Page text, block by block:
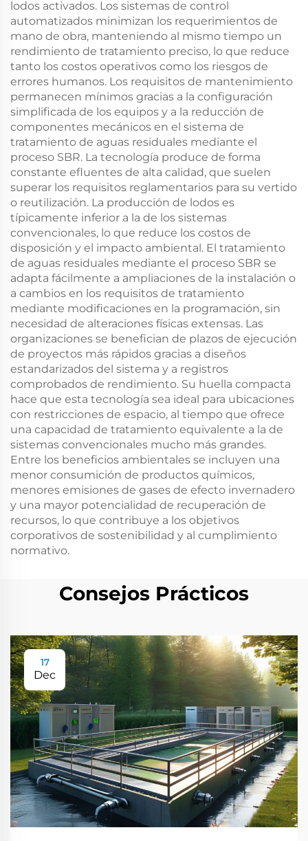
lodos activados. Los sistemas de control
automatizados minimizan los requerimientos de
mano de obra, manteniendo al mismo tiempo un
rendimiento de tratamiento preciso, lo que reduce
tanto los costos operativos como los riesgos de
errores humanos. Los requisitos de mantenimiento
permanecen mínimos gracias a la configuración
simplificada de los equipos y a la reducción de
componentes mecánicos en el sistema de
tratamiento de aguas residuales mediante el
proceso SBR. La tecnología produce de forma
constante efluentes de alta calidad, que suelen
superar los requisitos reglamentarios para su vertido
o reutilización. La producción de lodos es
típicamente inferior a la de los sistemas
convencionales, lo que reduce los costos de
disposición y el impacto ambiental. El tratamiento
de aguas residuales mediante el proceso SBR se
adapta fácilmente a ampliaciones de la instalación o
a cambios en los requisitos de tratamiento
mediante modificaciones en la programación, sin
necesidad de alteraciones físicas extensas. Las
organizaciones se benefician de plazos de ejecución
de proyectos más rápidos gracias a diseños
estandarizados del sistema y a registros
comprobados de rendimiento. Su huella compacta
hace que esta tecnología sea ideal para ubicaciones
con restricciones de espacio, al tiempo que ofrece
una capacidad de tratamiento equivalente a la de
sistemas convencionales mucho más grandes.
Entre los beneficios ambientales se incluyen una
menor consumición de productos químicos,
menores emisiones de gases de efecto invernadero
y una mayor potencialidad de recuperación de
recursos, lo que contribuye a los objetivos
corporativos de sostenibilidad y al cumplimiento
normativo.
Consejos Prácticos
17
Dec